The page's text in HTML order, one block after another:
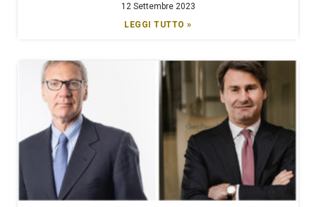
12 Settembre 2023
LEGGI TUTTO »